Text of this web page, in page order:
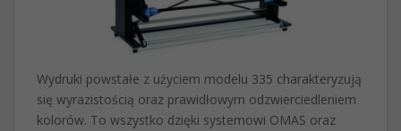
Wydruki powstałe z użyciem modelu 335 charakteryzują
się wyrazistością oraz prawidłowym odzwierciedleniem
kolorów. To wszystko dzięki systemowi OMAS oraz